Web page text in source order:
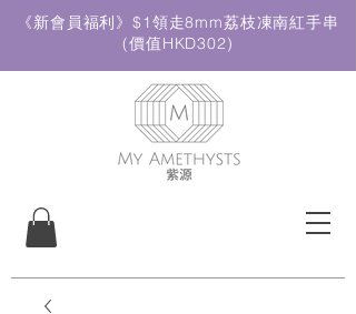
《新會員福利》$1領走8mm荔枝凍南紅手串
(價值HKD302)